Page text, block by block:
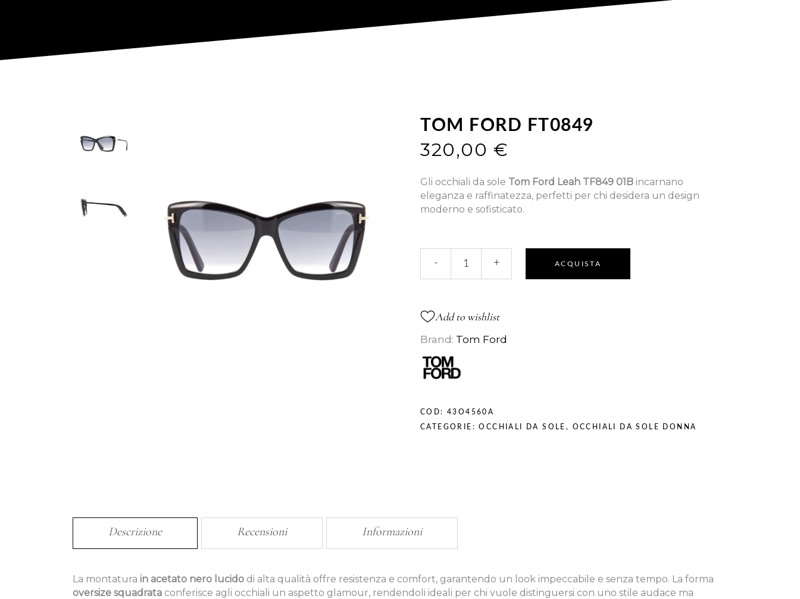
TOM FORD FT0849
320,00 €
Gli occhiali da sole Tom Ford Leah TF849 01B incarnano
eleganza e raffinatezza, perfetti per chi desidera un design
moderno e sofisticato.
- + ACQUISTA
Add to wishlist
Brand: Tom Ford
COD: 43O4560A
CATEGORIE:OCCHIALI DA SOLE , OCCHIALI DA SOLE DONNA
Descrizione Recensioni Informazioni
La montatura in acetato nero lucido di alta qualità offre resistenza e comfort, garantendo un look impeccabile e senza tempo. La forma
oversize squadrata conferisce agli occhiali un aspetto glamour, rendendoli ideali per chi vuole distinguersi con uno stile audace ma